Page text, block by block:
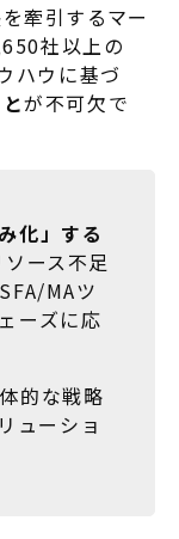
牽引するマー
社以上の
ハウに基づ
が不可欠で
化」する
ース不足
MAツ
ーズに応
的な戦略
ューショ